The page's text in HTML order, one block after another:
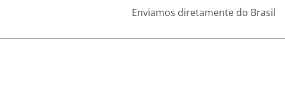
Enviamos diretamente do Brasil